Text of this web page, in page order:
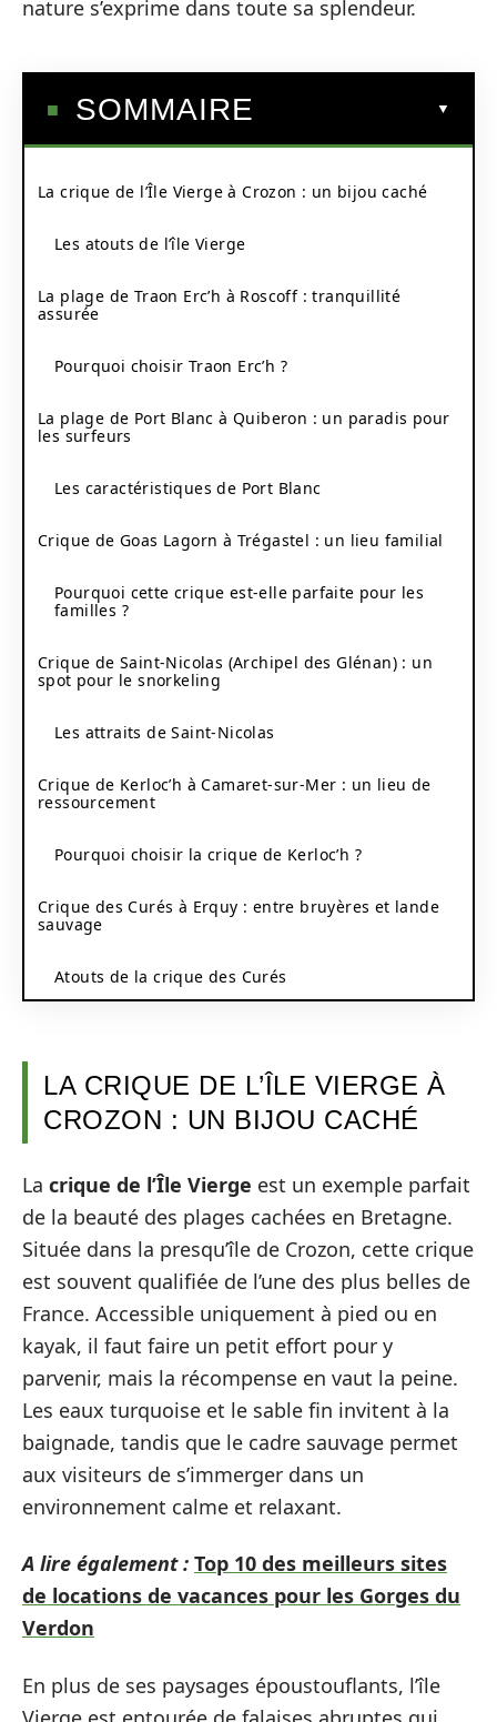
nature s’exprime dans toute sa splendeur.
SOMMAIRE
La crique de l’Île Vierge à Crozon : un bijou caché
Les atouts de l’île Vierge
La plage de Traon Erc’h à Roscoff : tranquillité
assurée
Pourquoi choisir Traon Erc’h ?
La plage de Port Blanc à Quiberon : un paradis pour
les surfeurs
Les caractéristiques de Port Blanc
Crique de Goas Lagorn à Trégastel : un lieu familial
Pourquoi cette crique est-elle parfaite pour les
familles ?
Crique de Saint-Nicolas (Archipel des Glénan) : un
spot pour le snorkeling
Les attraits de Saint-Nicolas
Crique de Kerloc’h à Camaret-sur-Mer : un lieu de
ressourcement
Pourquoi choisir la crique de Kerloc’h ?
Crique des Curés à Erquy : entre bruyères et lande
sauvage
Atouts de la crique des Curés
LA CRIQUE DE L’ÎLE VIERGE À
CROZON : UN BIJOU CACHÉ
La crique de l’Île Vierge est un exemple parfait
de la beauté des plages cachées en Bretagne.
Située dans la presqu’île de Crozon, cette crique
est souvent qualifiée de l’une des plus belles de
France. Accessible uniquement à pied ou en
kayak, il faut faire un petit effort pour y
parvenir, mais la récompense en vaut la peine.
Les eaux turquoise et le sable fin invitent à la
baignade, tandis que le cadre sauvage permet
aux visiteurs de s’immerger dans un
environnement calme et relaxant.
A lire également : Top 10 des meilleurs sites
de locations de vacances pour les Gorges du
Verdon
En plus de ses paysages époustouflants, l’île